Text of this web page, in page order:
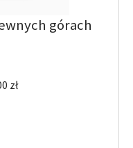
górach
zł